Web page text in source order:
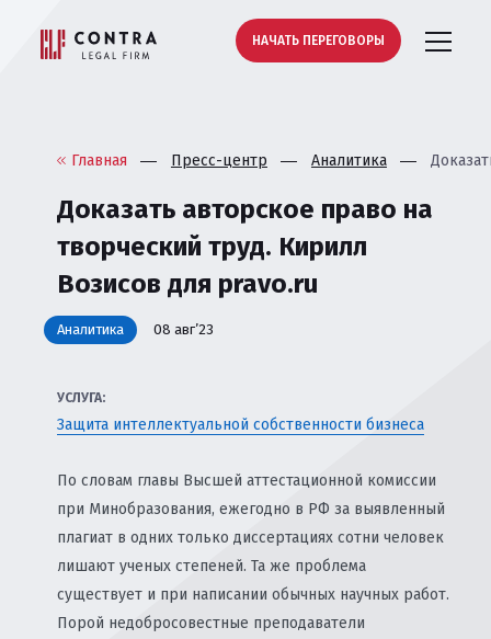
НАЧАТЬ ПЕРЕГОВОРЫ
Главная Пресс-центр Аналитика
Доказать авторское право на
творческий труд. Кирилл
Возисов для pravo.ru
Аналитика 08 авг’23
УСЛУГА:
Защита интеллектуальной собственности бизнеса
По словам главы Высшей аттестационной комиссии
при Минобразования, ежегодно в РФ за выявленный
плагиат в одних только диссертациях сотни человек
лишают ученых степеней. Та же проблема
существует и при написании обычных научных работ.
Порой недобросовестные преподаватели